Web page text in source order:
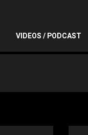
VIDEOS / PODCAST